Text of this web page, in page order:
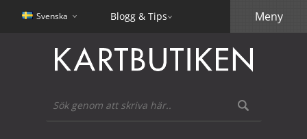
Svenska Blogg & Tips Meny